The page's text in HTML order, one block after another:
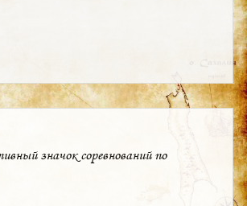
значок соревнований по